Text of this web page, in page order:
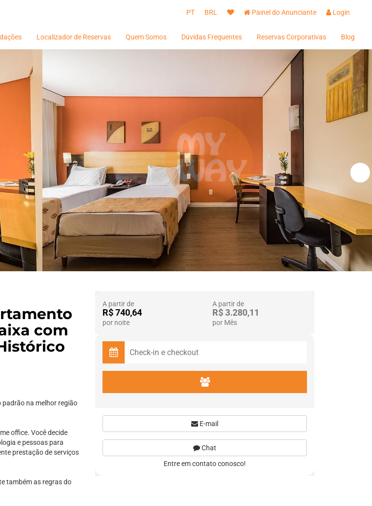
PT BRL Painel do Anunciante Login
Localizador de Reservas Quem Somos Dúvidas Frequentes Reservas Corporativas Blog
com
padrão na melhor região
office. Você decide
e pessoas para
prestação de serviços
também as regras do
A partir de
R$ 740,64
por noite
A partir de
R$ 3.280,11
por Mês
E-mail
Chat
Entre em contato conosco!